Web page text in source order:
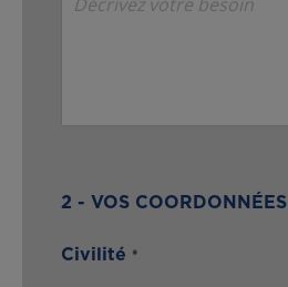
2 - VOS COORDONNÉES
Civilité